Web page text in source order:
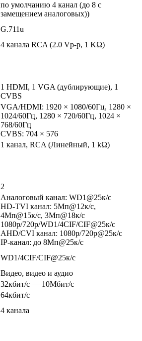
по умолчанию 4 канал (до 8 с
замещением аналоговых))
G.711u
4 канала RCA (2.0 Vp-p, 1 KΩ)
1 HDMI, 1 VGA (дублирующие), 1
CVBS
VGA/HDMI: 1920 × 1080/60Гц, 1280 ×
1024/60Гц, 1280 × 720/60Гц, 1024 ×
768/60Гц
CVBS: 704 × 576
1 канал, RCA (Линейный, 1 kΩ)
2
Аналоговый канал: WD1@25к/с
HD-TVI канал: 5Мп@12к/с,
4Мп@15к/c, 3Мп@18к/c
1080p/720p/WD1/4CIF/CIF@25к/c
AHD/CVI канал: 1080p/720p@25к/с
IP-канал: до 8Мп@25к/с
WD1/4CIF/CIF@25к/c
Видео, видео и аудио
32кбит/с — 10Мбит/с
64кбит/с
4 канала